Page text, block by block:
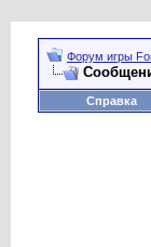
Форум игры
Справка